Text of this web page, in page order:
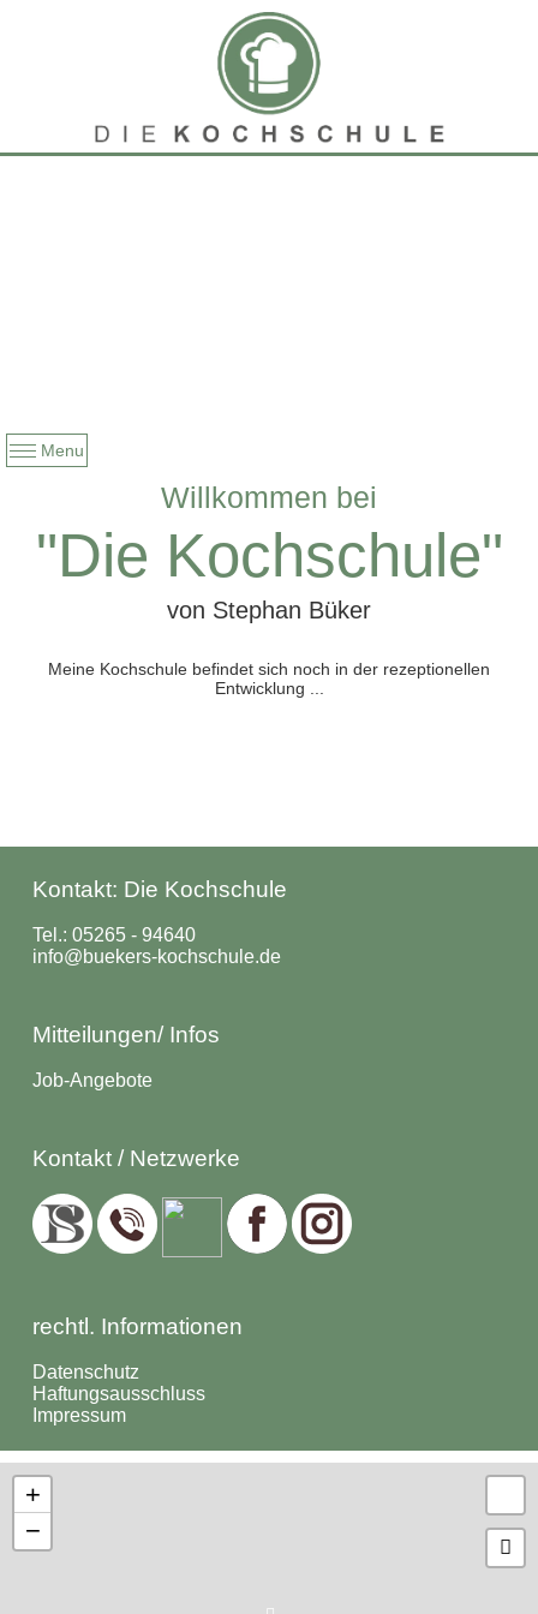
Menu
Willkommen bei
"Die Kochschule"
von Stephan Büker
Meine Kochschule befindet sich noch in der rezeptionellen
Entwicklung ...
Kontakt: Die Kochschule
Tel.:05265 - 94640
info@buekers-kochschule.de
Mitteilungen/ Infos
Job-Angebote
Kontakt / Netzwerke
rechtl. Informationen
Datenschutz
Haftungsausschluss
Impressum
+
−